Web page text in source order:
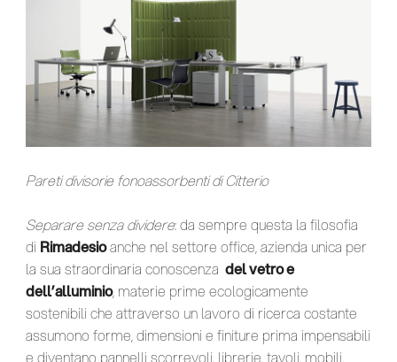
Pareti divisorie fonoassorbenti di Citterio
Separare senza dividere: da sempre questa la filosofia
di Rimadesioanche nel settore office, azienda unica per
la sua straordinaria conoscenza del vetro e
dell’alluminio, materie prime ecologicamente
sostenibili che attraverso un lavoro di ricerca costante
assumono forme, dimensioni e finiture prima impensabili
e diventano pannelli scorrevoli, librerie, tavoli, mobili,